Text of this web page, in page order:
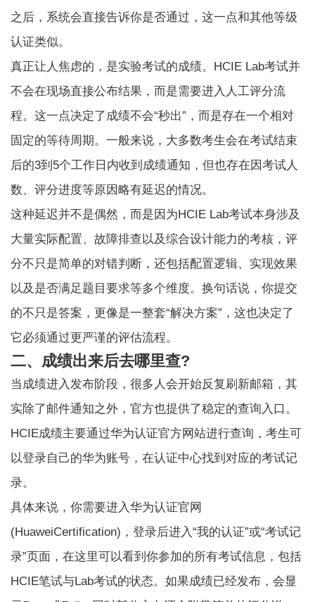
之后，系统会直接告诉你是否通过，这一点和其他等级
认证类似。
真正让人焦虑的，是实验考试的成绩。HCIE Lab考试并
不会在现场直接公布结果，而是需要进入人工评分流
程。这一点决定了成绩不会“秒出”，而是存在一个相对
固定的等待周期。一般来说，大多数考生会在考试结束
后的3到5个工作日内收到成绩通知，但也存在因考试人
数、评分进度等原因略有延迟的情况。
这种延迟并不是偶然，而是因为HCIE Lab考试本身涉及
大量实际配置、故障排查以及综合设计能力的考核，评
分不只是简单的对错判断，还包括配置逻辑、实现效果
以及是否满足题目要求等多个维度。换句话说，你提交
的不只是答案，更像是一整套“解决方案”，这也决定了
它必须通过更严谨的评估流程。
二、成绩出来后去哪里查?
当成绩进入发布阶段，很多人会开始反复刷新邮箱，其
实除了邮件通知之外，官方也提供了稳定的查询入口。
HCIE成绩主要通过华为认证官方网站进行查询，考生可
以登录自己的华为账号，在认证中心找到对应的考试记
录。
具体来说，你需要进入华为认证官网
(HuaweiCertification)，登录后进入“我的认证”或“考试记
录”页面，在这里可以看到你参加的所有考试信息，包括
HCIE笔试与Lab考试的状态。如果成绩已经发布，会显